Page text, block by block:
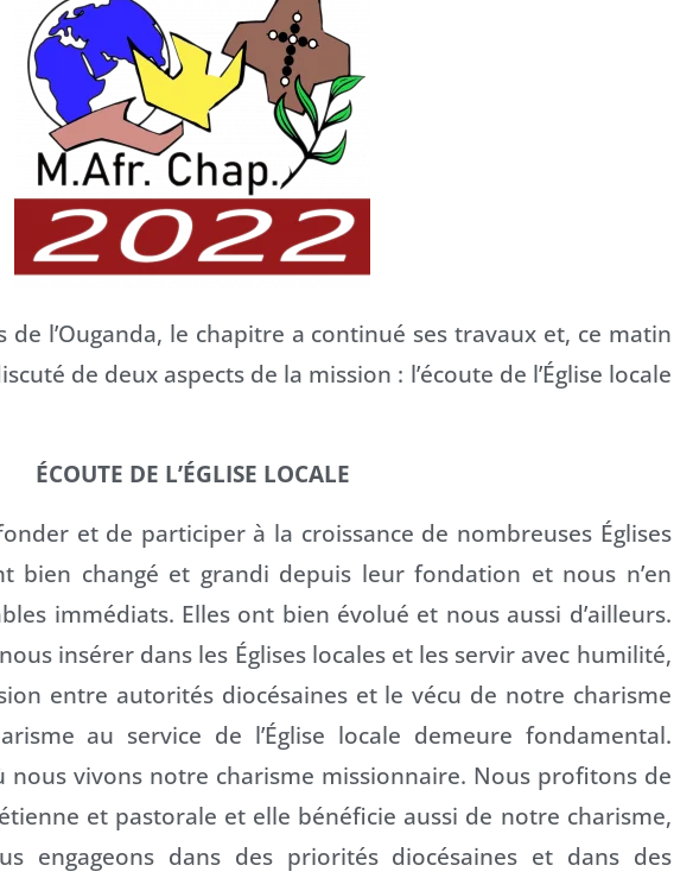
l’Ouganda, le chapitre a continué ses travaux et, ce matin
de deux aspects de la mission : l’écoute de l’Église locale
ÉCOUTE DE L’ÉGLISE LOCALE
et de participer à la croissance de nombreuses Églises
bien changé et grandi depuis leur fondation et nous n’en
immédiats. Elles ont bien évolué et nous aussi d’ailleurs.
insérer dans les Églises locales et les servir avec humilité,
entre autorités diocésaines et le vécu de notre charisme
au service de l’Église locale demeure fondamental.
nous vivons notre charisme missionnaire. Nous profitons de
et pastorale et elle bénéficie aussi de notre charisme,
engageons dans des priorités diocésaines et dans des